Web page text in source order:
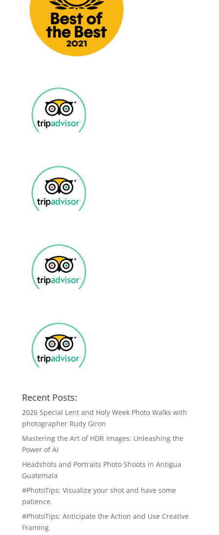
Recent Posts:
2026 Special Lent and Holy Week Photo Walks with
photographer Rudy Giron
Mastering the Art of HDR Images: Unleashing the
Power of AI
Headshots and Portraits Photo Shoots in Antigua
Guatemala
#PhotoTips: Visualize your shot and have some
patience.
#PhotoTips: Anticipate the Action and Use Creative
Framing